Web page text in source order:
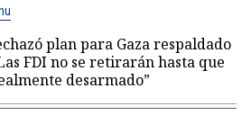
plan para Gaza respaldado
FDI no se retirarán hasta que
desarmado”